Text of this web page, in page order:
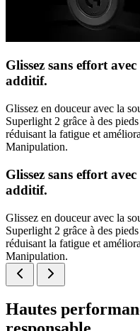
Glissez sans effort
additif.
Glissez en douceur avec la
Superlight 2 grâce à des
réduisant la fatigue et
Manipulation.
Glissez sans effort
additif.
Glissez en douceur avec la
Superlight 2 grâce à des
réduisant la fatigue et
Manipulation.
Hautes